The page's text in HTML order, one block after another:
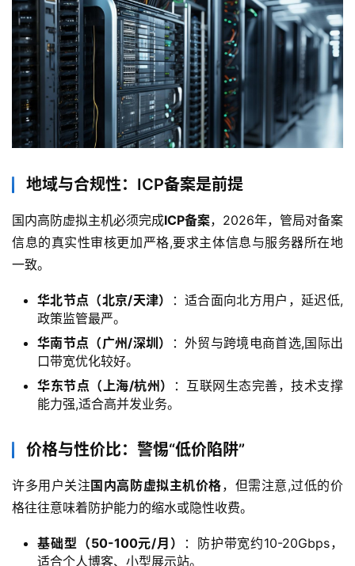
计
算
帮
地域与合规性：ICP备案是前提
国内高防虚拟主机必须完成ICP备案，2026年，管局对备案
信息的真实性审核更加严格,要求主体信息与服务器所在地
一致。
华北节点（北京/天津）
：适合面向北方用户，延迟低,
政策监管最严。
华南节点（广州/深圳）
：外贸与跨境电商首选,国际出
口带宽优化较好。
华东节点（上海/杭州）
：互联网生态完善，技术支撑
能力强,适合高并发业务。
价格与性价比：警惕“低价陷阱”
许多用户关注国内高防虚拟主机价格，但需注意,过低的价
格往往意味着防护能力的缩水或隐性收费。
基础型（50-100元/月）
：防护带宽约10-20Gbps，
适合个人博客、小型展示站。